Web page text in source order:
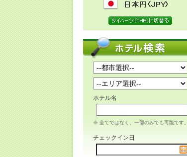
ホテル名
※ 全てではなく、一部のみでも可能です。
チェックイン日